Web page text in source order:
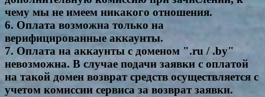
чему мы не имеем никакого отношения.
6. Оплата возможна только на
верифицированные аккаунты.
7. Оплата на аккаунты с доменом ".ru / .by"
невозможна. В случае подачи заявки с оплатой
на такой домен возврат средств осуществляется с
учетом комиссии сервиса за возврат заявки.